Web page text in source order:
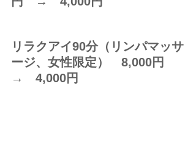
リラクアイ90分（リンパマッサ
ージ、女性限定）　8,000円
→　4,000円